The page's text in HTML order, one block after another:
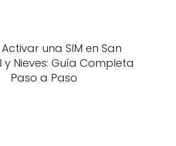
una SIM en San
Nieves: Guía Completa
Paso a Paso